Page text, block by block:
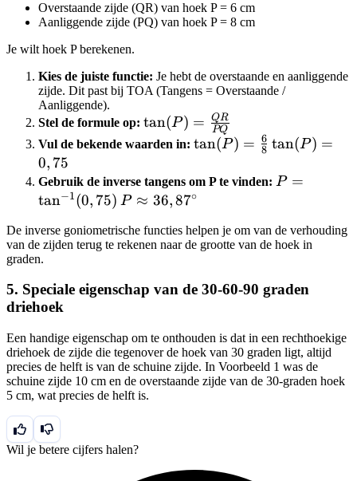
Overstaande zijde (QR) van hoek P = 6 cm
Aanliggende zijde (PQ) van hoek P = 8 cm
Je wilt hoek P berekenen.
Kies de juiste functie: Je hebt de overstaande en aanliggende
zijde. Dit past bij TOA (Tangens = Overstaande /
Aanliggende).
Stel de formule op: \tan(P) =
\frac{QR}
tan(P) = PQ
QR
Vul de bekende waarden in: \tan(P)
\frac{6}
{8}
tan(P) = 8
6 \tan(P)
tan(P) =
0, 75
Gebruik de inverse tangens om P te vinden: P =
P =
tan−1(0, 75) P \approx
P ≈ 36,87∘
De inverse goniometrische functies helpen je om van de verhouding
van de zijden terug te rekenen naar de grootte van de hoek in
graden.
5. Speciale eigenschap van de 30-60-90 graden
driehoek
Een handige eigenschap om te onthouden is dat in een rechthoekige
driehoek de zijde die tegenover de hoek van 30 graden ligt, altijd
precies de helft is van de schuine zijde. In Voorbeeld 1 was de
schuine zijde 10 cm en de overstaande zijde van de 30-graden hoek
5 cm, wat precies de helft is.
Wil je betere cijfers halen?